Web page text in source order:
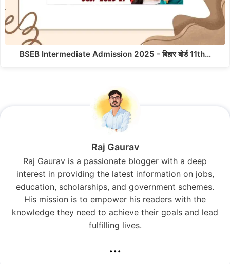
BSEB Intermediate Admission 2025 - बिहार बोर्ड 11th…
Raj Gaurav
Raj Gaurav is a passionate blogger with a deep
interest in providing the latest information on jobs,
education, scholarships, and government schemes.
His mission is to empower his readers with the
knowledge they need to achieve their goals and lead
fulfilling lives.
...